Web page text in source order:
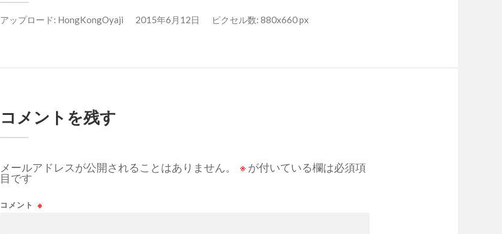
アップロード: HongKongOyaji 2015年6月12日 ピクセル数: 880x660 px
コメントを残す
メールアドレスが公開されることはありません。 ※ が付いている欄は必須項
目です
コメント ※